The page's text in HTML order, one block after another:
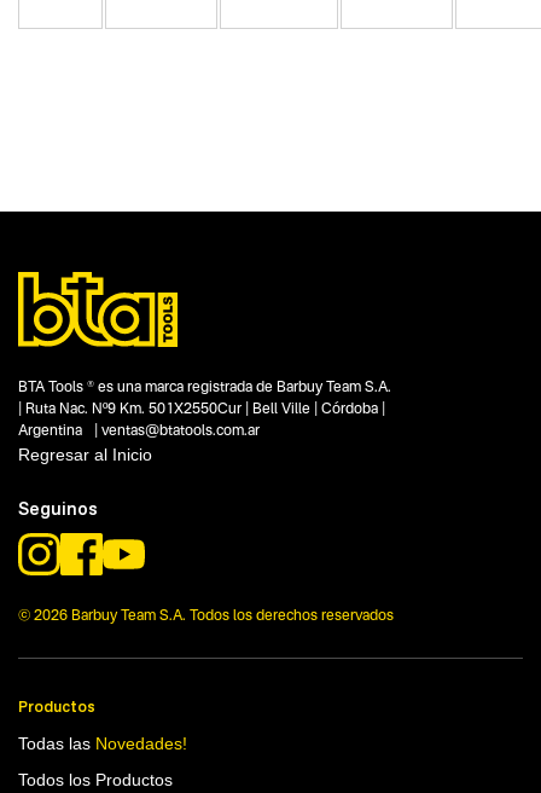
Segmentos - pendiente
Jardinería y poda
Capacidad
Funcion o uso
No items found.
Tecnologia
BTA Tools ® es una marca registrada de Barbuy Team S.A.
| Ruta Nac. Nº9 Km. 501X2550Cur | Bell Ville | Córdoba |
Argentina | ventas@btatools.com.ar
Regresar al Inicio
Seguinos
© 2026 Barbuy Team S.A. Todos los derechos reservados
Productos
Todas las Novedades!
Todos los Productos